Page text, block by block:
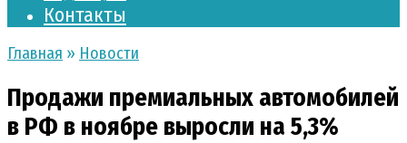
Контакты
Главная » Новости
Продажи премиальных автомобилей
в РФ в ноябре выросли на 5,3%